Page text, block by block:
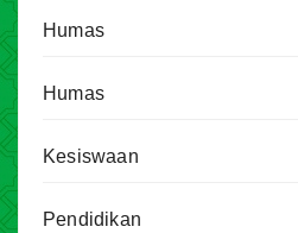
Humas
Humas
Kesiswaan
Pendidikan